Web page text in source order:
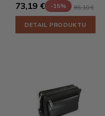
73,19 € -15% 86,10 €
DETAIL PRODUKTU